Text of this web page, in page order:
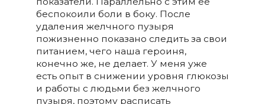
беспокоили боли в боку. После
удаления желчного пузыря
пожизненно показано следить за свои
питанием, чего наша героиня,
конечно же, не делает. У меня уже
есть опыт в снижении уровня глюкозы
и работы с людьми без желчного
пузыря, поэтому расписать